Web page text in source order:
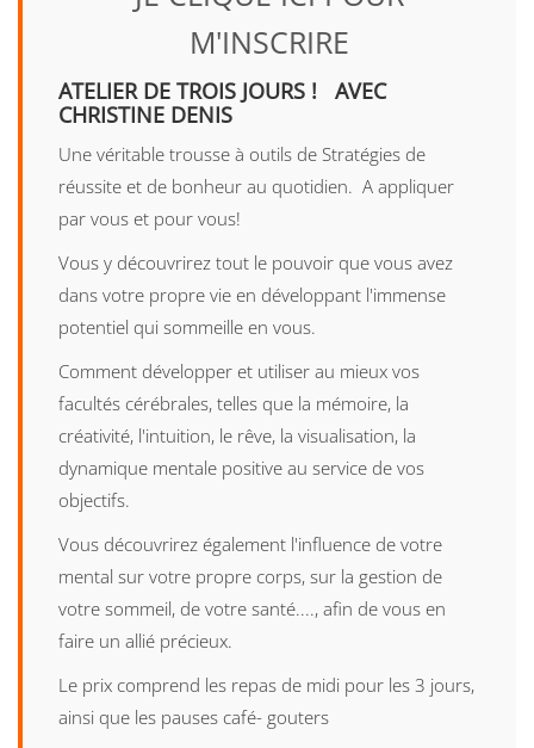
M'INSCRIRE
ATELIER DE TROIS JOURS ! AVEC
CHRISTINE DENIS
Une véritable trousse à outils de Stratégies de
réussite et de bonheur au quotidien. A appliquer
par vous et pour vous!
Vous y découvrirez tout le pouvoir que vous avez
dans votre propre vie en développant l'immense
potentiel qui sommeille en vous.
Comment développer et utiliser au mieux vos
facultés cérébrales, telles que la mémoire, la
créativité, l'intuition, le rêve, la visualisation, la
dynamique mentale positive au service de vos
objectifs.
Vous découvrirez également l'influence de votre
mental sur votre propre corps, sur la gestion de
votre sommeil, de votre santé...., afin de vous en
faire un allié précieux.
Le prix comprend les repas de midi pour les 3 jours,
ainsi que les pauses café- gouters